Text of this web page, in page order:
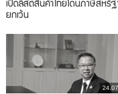
เปิดลิสต์สินค้าไทยโดนภาษีสหรั
ยกเว้น